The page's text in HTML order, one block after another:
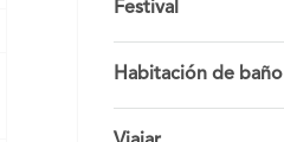
Festival
Habitación de baño